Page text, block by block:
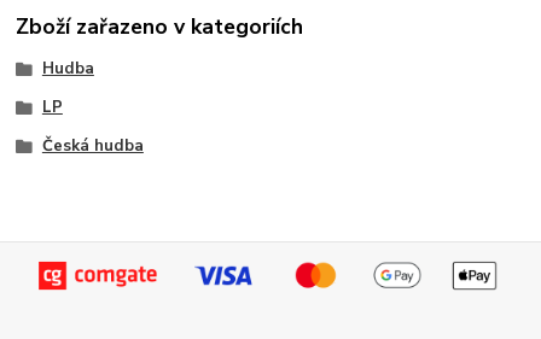
Zboží zařazeno v kategoriích
Hudba
LP
Česká hudba